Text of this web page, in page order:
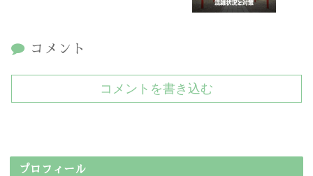
コメント
コメントを書き込む
プロフィール